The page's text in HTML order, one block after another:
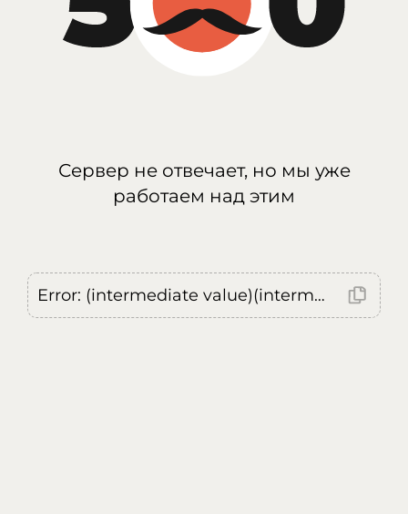
Сервер не отвечает, но мы уже
работаем над этим
Error: (intermediate value)(intermediate value)(intermediate value).replaceAll is not a function